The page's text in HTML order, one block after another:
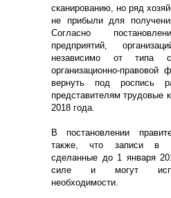
сканированию, но ряд
не прибыли для
Согласно
предприятий,
независимо от типа
организационно-
вернуть под роспись
представителям трудовые
2018 года.
В постановлении
также, что записи в
сделанные до 1 января
силе и могут
необходимости.